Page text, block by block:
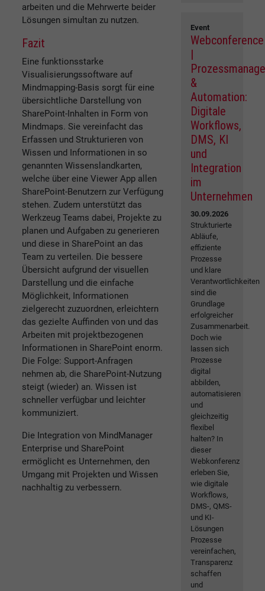
arbeiten und die Mehrwerte beider
Lösungen simultan zu nutzen.
Fazit
Eine funktionsstarke
Visualisierungssoftware auf
Mindmapping-Basis sorgt für eine
übersichtliche Darstellung von
SharePoint-Inhalten in Form von
Mindmaps. Sie vereinfacht das
Erfassen und Strukturieren von
Wissen und Informationen in so
genannten Wissenslandkarten,
welche über eine Viewer App allen
SharePoint-Benutzern zur Verfügung
stehen. Zudem unterstützt das
Werkzeug Teams dabei, Projekte zu
planen und Aufgaben zu generieren
und diese in SharePoint an das
Team zu verteilen. Die bessere
Übersicht aufgrund der visuellen
Darstellung und die einfache
Möglichkeit, Informationen
zielgerecht zuzuordnen, erleichtern
das gezielte Auffinden von und das
Arbeiten mit projektbezogenen
Informationen in SharePoint enorm.
Die Folge: Support-Anfragen
nehmen ab, die SharePoint-Nutzung
steigt (wieder) an. Wissen ist
schneller verfügbar und leichter
kommuniziert.
Die Integration von MindManager
Enterprise und SharePoint
ermöglicht es Unternehmen, den
Umgang mit Projekten und Wissen
nachhaltig zu verbessern.
Event
Webconference
|
&
Automation:
Digitale
Workflows,
DMS, KI
und
Integration
im
Unternehmen
30.09.2026
Strukturierte
Abläufe,
effiziente
Prozesse
und klare
Verantwortlichkeiten
sind die
Grundlage
erfolgreicher
Zusammenarbeit.
Doch wie
lassen sich
Prozesse
digital
abbilden,
automatisieren
und
gleichzeitig
flexibel
halten? In
dieser
Webkonferenz
erleben Sie,
wie digitale
Workflows,
DMS-, QMS-
und KI-
Lösungen
Prozesse
vereinfachen,
Transparenz
schaffen
und